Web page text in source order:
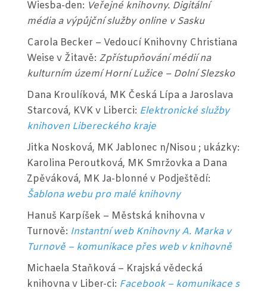
Wiesba-den: Veřejné knihovny. Digitální
média a výpůjční služby online v Sasku
Carola Becker – Vedoucí Knihovny Christiana
Weise v Žitavě: Zpřístupňování médií na
kulturním území Horní Lužice – Dolní Slezsko
Dana Kroulíková, MK Česká Lípa a Jaroslava
Starcová, KVK v Liberci: Elektronické služby
knihoven Libereckého kraje
Jitka Nosková, MK Jablonec n/Nisou ; ukázky:
Karolina Peroutková, MK Smržovka a Dana
Zpěváková, MK Ja-blonné v Podještědí:
Šablona webu pro malé knihovny
Hanuš Karpíšek – Městská knihovna v
Turnově: Instantní web Knihovny A. Marka v
Turnově – komunikace přes web v knihovně
Michaela Staňková – Krajská vědecká
knihovna v Liber-ci: Facebook – komunikace s